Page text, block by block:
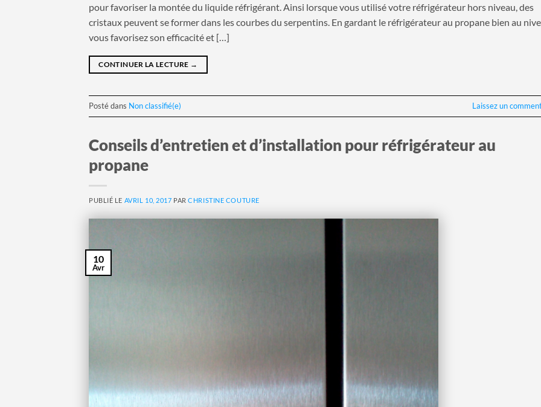
pour favoriser la montée du liquide réfrigérant. Ainsi lorsque vous utilisé votre réfrigérateur hors niveau, des
cristaux peuvent se former dans les courbes du serpentins. En gardant le réfrigérateur au propane bien au
vous favorisez son efficacité et […]
CONTINUER LA LECTURE →
Posté dans Non classifié(e) Laissez un
Conseils d’entretien et d’installation pour réfrigérateur au
propane
PUBLIÉ LE AVRIL 10, 2017 PARCHRISTINE COUTURE
10
Avr